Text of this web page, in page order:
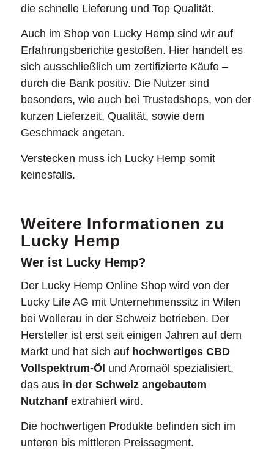
die schnelle Lieferung und Top Qualität.
Auch im Shop von Lucky Hemp sind wir auf
Erfahrungsberichte gestoßen. Hier handelt es
sich ausschließlich um zertifizierte Käufe –
durch die Bank positiv. Die Nutzer sind
besonders, wie auch bei Trustedshops, von der
kurzen Lieferzeit, Qualität, sowie dem
Geschmack angetan.
Verstecken muss ich Lucky Hemp somit
keinesfalls.
Weitere Informationen zu
Lucky Hemp
Wer ist Lucky Hemp?
Der Lucky Hemp Online Shop wird von der
Lucky Life AG mit Unternehmenssitz in Wilen
bei Wollerau in der Schweiz betrieben. Der
Hersteller ist erst seit einigen Jahren auf dem
Markt und hat sich auf hochwertiges CBD
Vollspektrum-Öl und Aromaöl spezialisiert,
das aus in der Schweiz angebautem
Nutzhanfextrahiert wird.
Die hochwertigen Produkte befinden sich im
unteren bis mittleren Preissegment.